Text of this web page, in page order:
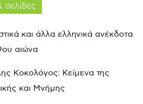
και άλλα ελληνικά ανέκδοτα
αιώνα
Κοκολόγος: Κείμενα της
και Μνήμης